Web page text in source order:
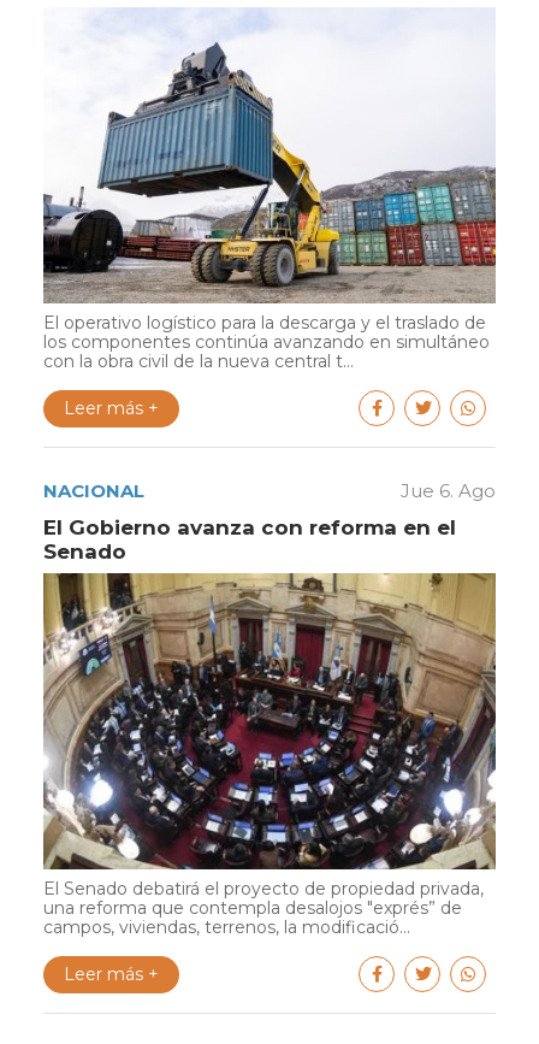
El operativo logístico para la descarga y el traslado de
los componentes continúa avanzando en simultáneo
con la obra civil de la nueva central t...
Leer más +
NACIONAL Jue 6. Ago
El Gobierno avanza con reforma en el
Senado
El Senado debatirá el proyecto de propiedad privada,
una reforma que contempla desalojos "exprés” de
campos, viviendas, terrenos, la modificació...
Leer más +